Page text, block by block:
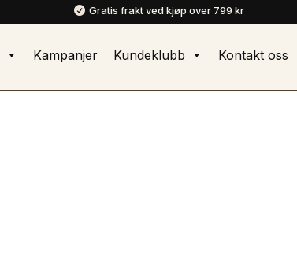
 Gratis frakt ved kjøp over 799 kr
Kampanjer Kundeklubb Kontakt oss